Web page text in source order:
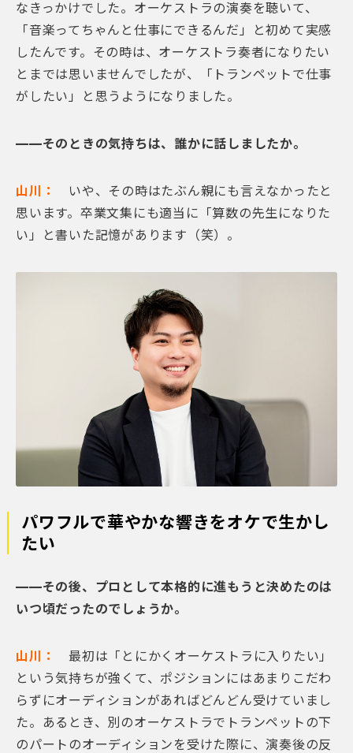
なきっかけでした。オーケストラの演奏を聴いて、
「音楽ってちゃんと仕事にできるんだ」と初めて実感
したんです。その時は、オーケストラ奏者になりたい
とまでは思いませんでしたが、「トランペットで仕事
がしたい」と思うようになりました。
——そのときの気持ちは、誰かに話しましたか。
山川：
いや、その時はたぶん親にも言えなかったと
思います。卒業文集にも適当に「算数の先生になりた
い」と書いた記憶があります（笑）。
パワフルで華やかな響きをオケで生かし
たい
——その後、プロとして本格的に進もうと決めたのは
いつ頃だったのでしょうか。
山川：
最初は「とにかくオーケストラに入りたい」
という気持ちが強くて、ポジションにはあまりこだわ
らずにオーディションがあればどんどん受けていまし
た。あるとき、別のオーケストラでトランペットの下
のパートのオーディションを受けた際に、演奏後の反